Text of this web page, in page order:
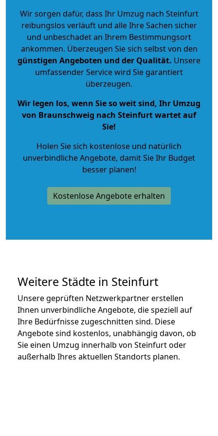
Wir sorgen dafür, dass Ihr Umzug nach Steinfurt
reibungslos verläuft und alle Ihre Sachen sicher
und unbeschadet an Ihrem Bestimmungsort
ankommen. Überzeugen Sie sich selbst von den
günstigen Angeboten und der Qualität. Unsere
umfassender Service wird Sie garantiert
überzeugen.
Wir legen los, wenn Sie so weit sind, Ihr Umzug
von Braunschweig nach Steinfurt wartet auf
Sie!
Holen Sie sich kostenlose und natürlich
unverbindliche Angebote, damit Sie Ihr Budget
besser planen!
Kostenlose Angebote erhalten
Weitere Städte in Steinfurt
Unsere geprüften Netzwerkpartner erstellen
Ihnen unverbindliche Angebote, die speziell auf
Ihre Bedürfnisse zugeschnitten sind. Diese
Angebote sind kostenlos, unabhängig davon, ob
Sie einen Umzug innerhalb von Steinfurt oder
außerhalb Ihres aktuellen Standorts planen.